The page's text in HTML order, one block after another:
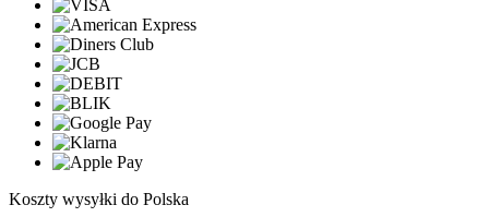
Koszty wysyłki do Polska